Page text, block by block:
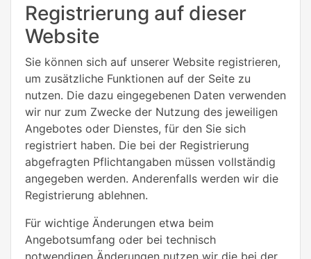
Registrierung auf dieser
Website
Sie können sich auf unserer Website registrieren,
um zusätzliche Funktionen auf der Seite zu
nutzen. Die dazu eingegebenen Daten verwenden
wir nur zum Zwecke der Nutzung des jeweiligen
Angebotes oder Dienstes, für den Sie sich
registriert haben. Die bei der Registrierung
abgefragten Pflichtangaben müssen vollständig
angegeben werden. Anderenfalls werden wir die
Registrierung ablehnen.
Für wichtige Änderungen etwa beim
Angebotsumfang oder bei technisch
notwendigen Änderungen nutzen wir die bei der